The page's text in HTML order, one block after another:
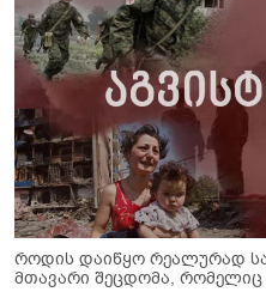
როდის დაიწყო რეალურად
მთავარი შეცდომა, რომელიც